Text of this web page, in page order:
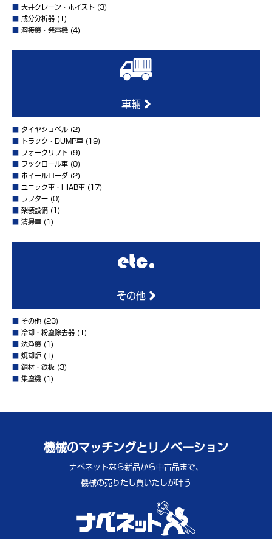
天井クレーン・ホイスト (3)
成分分析器 (1)
溶接機・発電機 (4)
車輛
タイヤショベル (2)
トラック・DUMP車 (19)
フォークリフト (9)
フックロール車 (0)
ホイールローダ (2)
ユニック車・HIAB車 (17)
ラフター (0)
架装設備 (1)
清掃車 (1)
その他
その他 (23)
冷却・粉塵除去器 (1)
洗浄機 (1)
焼却炉 (1)
鋼材・鉄板 (3)
集塵機 (1)
機械のマッチングとリノベーション
ナベネットなら新品から中古品まで、
機械の売りたし買いたしが叶う